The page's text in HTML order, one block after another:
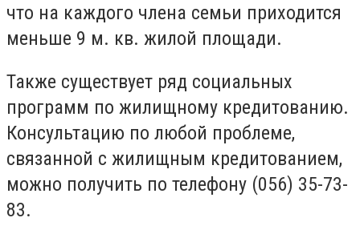
что на каждого члена семьи приходится
меньше 9 м. кв. жилой площади.
Также существует ряд социальных
программ по жилищному кредитованию.
Консультацию по любой проблеме,
связанной с жилищным кредитованием,
можно получить по телефону (056) 35-73-
83.